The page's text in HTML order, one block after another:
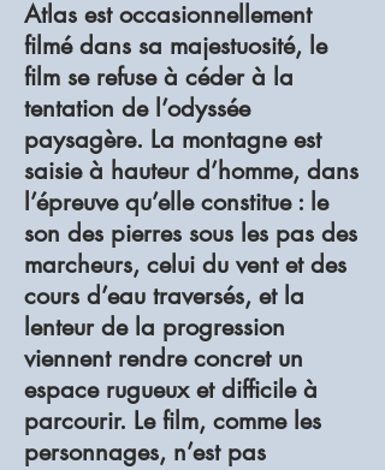
Atlas est occasionnellement
filmé dans sa majestuosité, le
film se refuse à céder à la
tentation de l’odyssée
paysagère. La montagne est
saisie à hauteur d’homme, dans
l’épreuve qu’elle constitue : le
son des pierres sous les pas des
marcheurs, celui du vent et des
cours d’eau traversés, et la
lenteur de la progression
viennent rendre concret un
espace rugueux et difficile à
parcourir. Le film, comme les
personnages, n’est pas